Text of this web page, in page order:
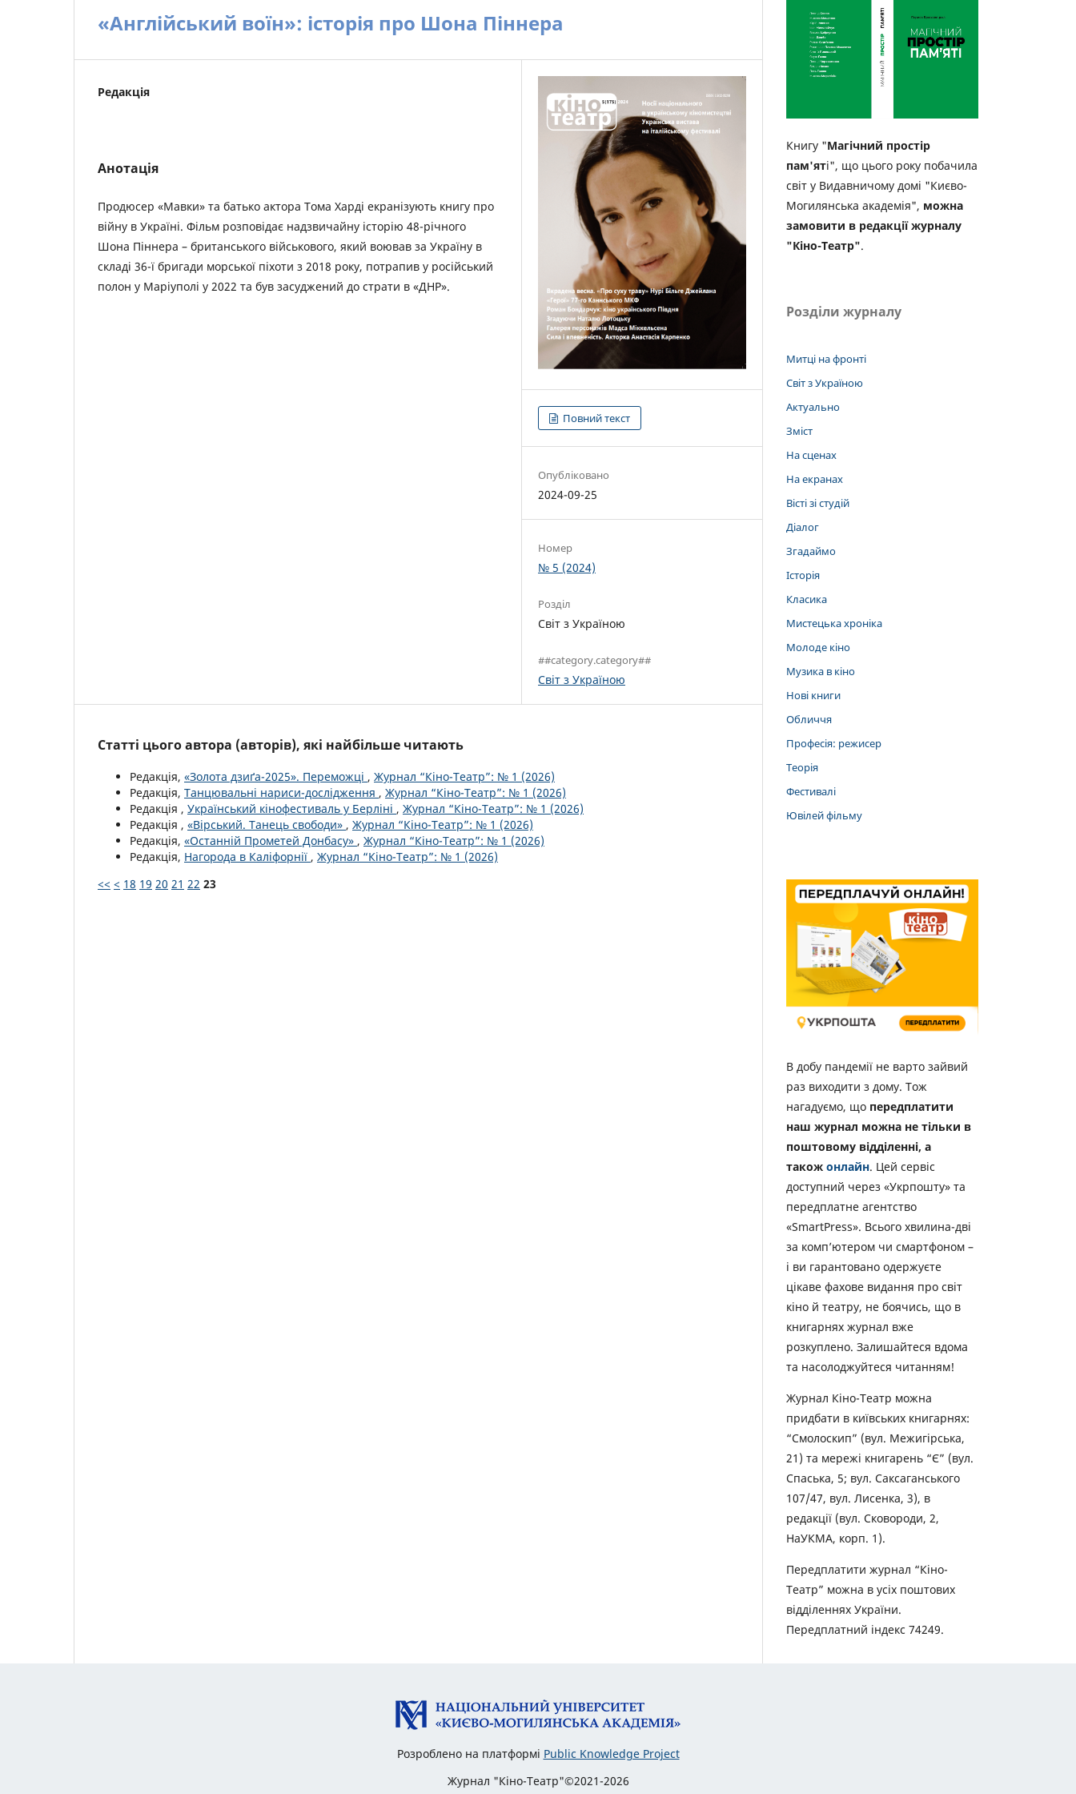
«Англійський воїн»: історія про Шона Піннера
Редакція
Анотація
Продюсер «Мавки» та батько актора Тома Харді екранізують книгу про
війну в Україні. Фільм розповідає надзвичайну історію 48-річного
Шона Піннера – британського військового, який воював за Україну в
складі 36-ї бригади морської піхоти з 2018 року, потрапив у російський
полон у Маріуполі у 2022 та був засуджений до страти в «ДНР».
Повний текст
Опубліковано
2024-09-25
Номер
№ 5 (2024)
Розділ
Світ з Україною
##category.category##
Світ з Україною
Статті цього автора (авторів), які найбільше читають
Редакція, «Золота дзиґа-2025». Переможці , Журнал “Кіно-Театр”: № 1 (2026)
Редакція, Танцювальні нариси-дослідження , Журнал “Кіно-Театр”: № 1 (2026)
Редакція , Український кінофестиваль у Берліні , Журнал “Кіно-Театр”: № 1 (2026)
Редакція , «Вірський. Танець свободи» , Журнал “Кіно-Театр”: № 1 (2026)
Редакція, «Останній Прометей Донбасу» , Журнал “Кіно-Театр”: № 1 (2026)
Редакція, Нагорода в Каліфорнії , Журнал “Кіно-Театр”: № 1 (2026)
<< < 18 19 20 21 22 23
Книгу "Магічний простір
пам'яті", що цього року побачила
світ у Видавничому домі "Києво-
Могилянська академія", можна
замовити в редакції журналу
"Кіно-Театр".
Розділи журналу
Митці на фронті
Світ з Україною
Актуально
Зміст
На сценах
На екранах
Вісті зі студій
Діалог
Згадаймо
Історія
Класика
Мистецька хроніка
Молоде кіно
Музика в кіно
Нові книги
Обличчя
Професія: режисер
Теорія
Фестивалі
Ювілей фільму
В добу пандемії не варто зайвий
раз виходити з дому. Тож
нагадуємо, що передплатити
наш журнал можна не тільки в
поштовому відділенні, а
також онлайн. Цей сервіс
доступний через «Укрпошту» та
передплатне агентство
«SmartPress». Всього хвилина-дві
за комп’ютером чи смартфоном –
і ви гарантовано одержуєте
цікаве фахове видання про світ
кіно й театру, не боячись, що в
книгарнях журнал вже
розкуплено. Залишайтеся вдома
та насолоджуйтеся читанням!
Журнал Кіно-Театр можна
придбати в київських книгарнях:
“Смолоскип” (вул. Межигірська,
21) та мережі книгарень “Є” (вул.
Спаська, 5; вул. Саксаганського
107/47, вул. Лисенка, 3), в
редакції (вул. Сковороди, 2,
НаУКМА, корп. 1).
Передплатити журнал “Кіно-
Театр” можна в усіх поштових
відділеннях України.
Передплатний індекс 74249.
Розроблено на платформі Public Knowledge Project
Журнал "Кіно-Театр"©2021-2026